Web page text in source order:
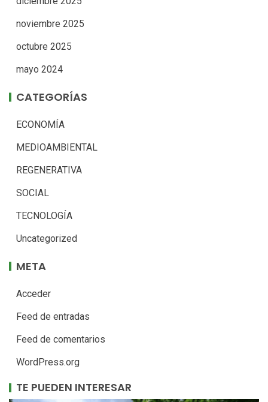
noviembre 2025
octubre 2025
mayo 2024
CATEGORÍAS
ECONOMÍA
MEDIOAMBIENTAL
REGENERATIVA
SOCIAL
TECNOLOGÍA
Uncategorized
META
Acceder
Feed de entradas
Feed de comentarios
WordPress.org
TE PUEDEN INTERESAR